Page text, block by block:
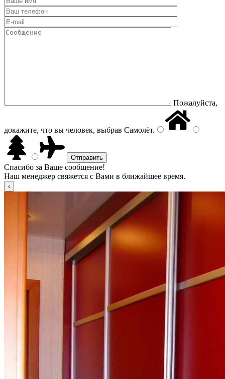
Пожалуйста,
докажите, что вы человек, выбрав Самолёт.
Спасибо за Ваше сообщение!
Наш менеджер свяжется с Вами в ближайшее время.